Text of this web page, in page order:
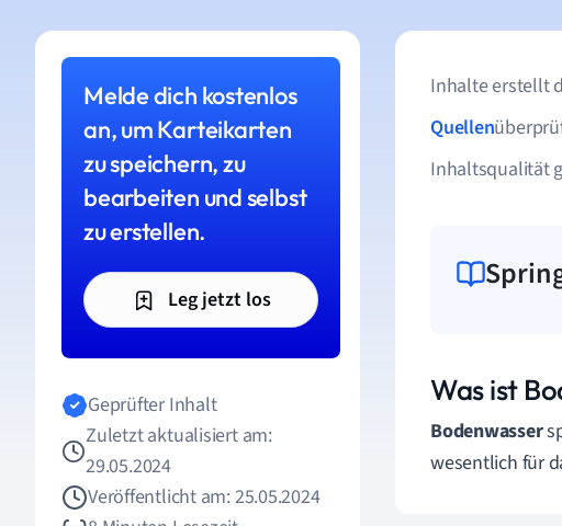
Melde dich kostenlos
an, um Karteikarten
zu speichern, zu
bearbeiten und selbst
zu erstellen.
Leg jetzt los
Geprüfter Inhalt
Zuletzt aktualisiert am:
29.05.2024
Veröffentlicht am: 25.05.2024
Inhalte erstellt
Quellen
Inhaltsqualität
Was ist
Bodenwasser
wesentlich für